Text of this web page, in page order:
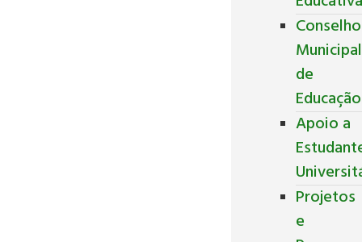
Conselho
Municipal
de
Educação
Apoio a
Projetos
e